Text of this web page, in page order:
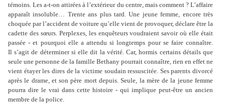
témoins. Les a-t-on attirées à l’extérieur du centre, mais comment ? L’affaire
apparaît insoluble… Trente ans plus tard. Une jeune femme, encore très
choquée par l’accident de voiture qu’elle vient de provoquer, déclare être la
cadette des sœurs. Perplexes, les enquêteurs voudraient savoir où elle était
passée - et pourquoi elle a attendu si longtemps pour se faire connaître.
Il s’agit de déterminer si elle dit la vérité. Car, hormis certains détails que
seule une personne de la famille Bethany pourrait connaître, rien en effet ne
vient étayer les dires de la victime soudain ressuscitée. Ses parents divorcé
après le drame, et son père mort depuis. Seule, la mère de la jeune femme
pourra dire le vrai dans cette histoire - qui implique peut-être un ancien
membre de la police.